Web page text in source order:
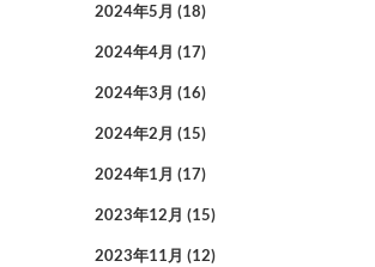
2024年5月 (18)
2024年4月 (17)
2024年3月 (16)
2024年2月 (15)
2024年1月 (17)
2023年12月 (15)
2023年11月 (12)